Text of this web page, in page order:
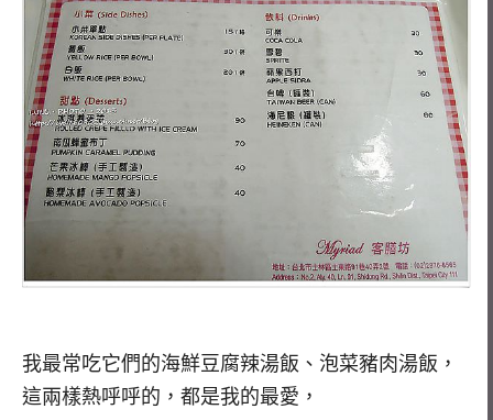
我最常吃它們的海鮮豆腐辣湯飯、泡菜豬肉湯飯，
這兩樣熱呼呼的，都是我的最愛，